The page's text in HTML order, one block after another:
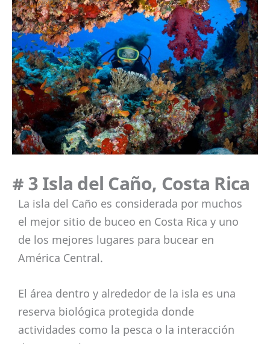
# 3 Isla del Caño, Costa Rica
La isla del Caño es considerada por muchos
el mejor sitio de buceo en Costa Rica y uno
de los mejores lugares para bucear en
América Central.
El área dentro y alrededor de la isla es una
reserva biológica protegida donde
actividades como la pesca o la interacción